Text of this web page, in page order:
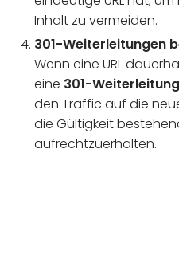
Inhalt zu vermeiden.
301-Weiterleitungen
Wenn eine URL
eine 301-Weiterleitung
den Traffic auf die
die Gültigkeit
aufrechtzuerhalten.